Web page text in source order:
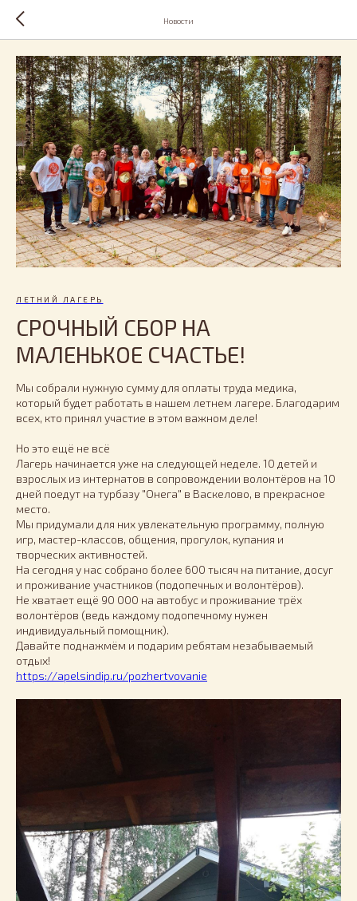
Новости
ЛЕТНИЙ ЛАГЕРЬ
СРОЧНЫЙ СБОР НА
МАЛЕНЬКОЕ СЧАСТЬЕ!
Мы собрали нужную сумму для оплаты труда медика,
который будет работать в нашем летнем лагере. Благодарим
всех, кто принял участие в этом важном деле!
Но это ещё не всё
Лагерь начинается уже на следующей неделе. 10 детей и
взрослых из интернатов в сопровождении волонтёров на 10
дней поедут на турбазу "Онега" в Васкелово, в прекрасное
место.
Мы придумали для них увлекательную программу, полную
игр, мастер-классов, общения, прогулок, купания и
творческих активностей.
На сегодня у нас собрано более 600 тысяч на питание, досуг
и проживание участников (подопечных и волонтёров).
Не хватает ещё 90 000 на автобус и проживание трёх
волонтёров (ведь каждому подопечному нужен
индивидуальный помощник).
Давайте поднажмём и подарим ребятам незабываемый
отдых!
https://apelsindip.ru/pozhertvovanie